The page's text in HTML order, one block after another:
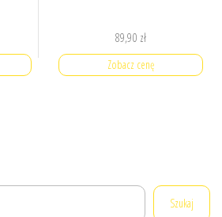
89,90 zł
Zobacz cenę
Szukaj